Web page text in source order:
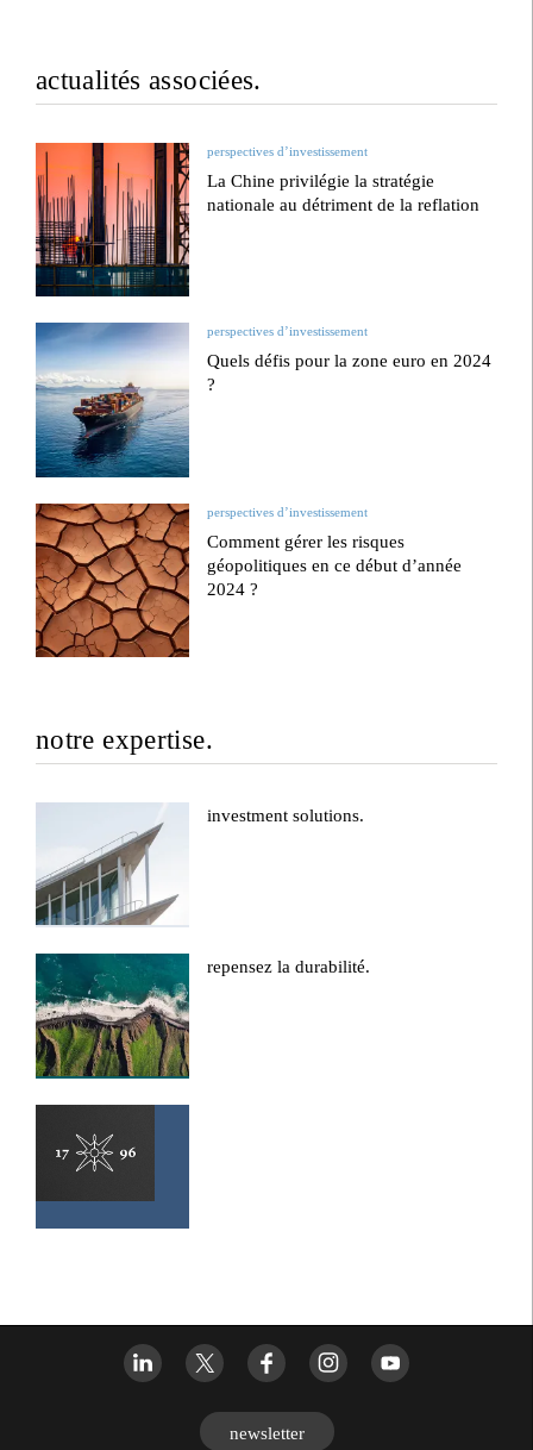
actualités associées.
perspectives d’investissement
La Chine privilégie la stratégie
nationale au détriment de la reflation
perspectives d’investissement
Quels défis pour la zone euro en 2024
?
perspectives d’investissement
Comment gérer les risques
géopolitiques en ce début d’année
2024 ?
notre expertise.
investment solutions.
repensez la durabilité.
newsletter